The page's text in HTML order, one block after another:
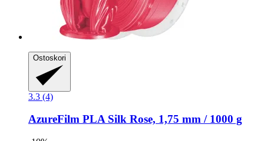
Ostoskori
3.3 (4)
AzureFilm PLA Silk Rose, 1,75 mm / 1000 g